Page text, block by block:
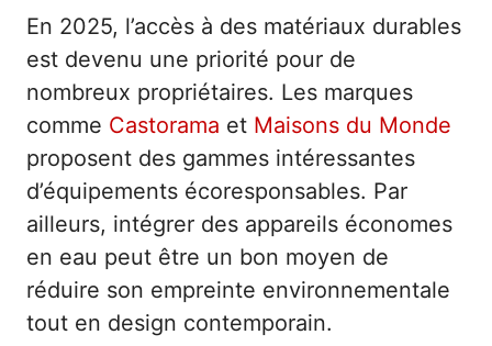
En 2025, l’accès à des matériaux durables
est devenu une priorité pour de
nombreux propriétaires. Les marques
comme Castorama et Maisons du Monde
proposent des gammes intéressantes
d’équipements écoresponsables. Par
ailleurs, intégrer des appareils économes
en eau peut être un bon moyen de
réduire son empreinte environnementale
tout en design contemporain.